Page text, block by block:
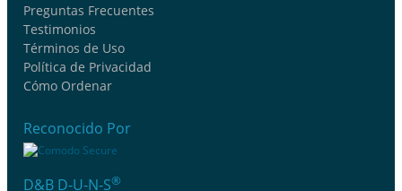
Preguntas Frecuentes
Testimonios
Términos de Uso
Política de Privacidad
Cómo Ordenar
Reconocido Por
D&B D-U-N-S®